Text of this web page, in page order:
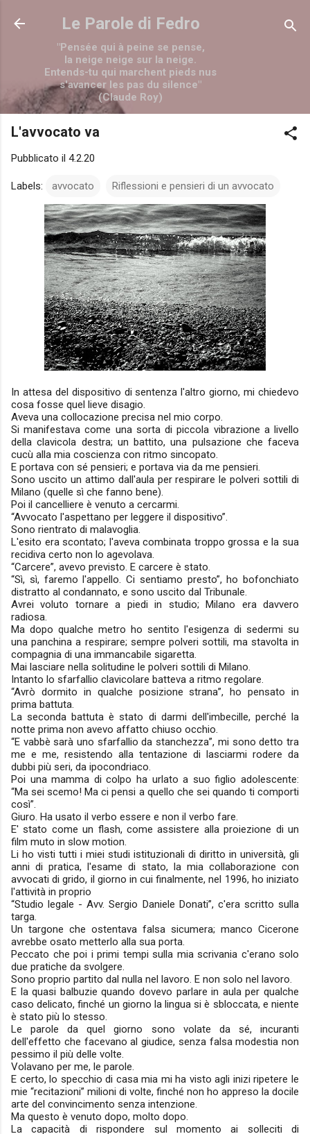
Passa ai contenuti principali
Le Parole di Fedro
"Pensée qui à peine se pense,
la neige neige sur la neige.
Entends-tu qui marchent pieds nus
s'avancer les pas du silence"
(Claude Roy)
L'avvocato va
Pubblicato il 4.2.20
Labels: avvocato Riflessioni e pensieri di un avvocato
In attesa del dispositivo di sentenza l'altro giorno, mi chiedevo
cosa fosse quel lieve disagio.
Aveva una collocazione precisa nel mio corpo.
Si manifestava come una sorta di piccola vibrazione a livello
della clavicola destra; un battito, una pulsazione che faceva
cucù alla mia coscienza con ritmo sincopato.
E portava con sé pensieri; e portava via da me pensieri.
Sono uscito un attimo dall'aula per respirare le polveri sottili di
Milano (quelle sì che fanno bene).
Poi il cancelliere è venuto a cercarmi.
“Avvocato l'aspettano per leggere il dispositivo”.
Sono rientrato di malavoglia.
L'esito era scontato; l'aveva combinata troppo grossa e la sua
recidiva certo non lo agevolava.
“Carcere”, avevo previsto. E carcere è stato.
“Sì, sì, faremo l'appello. Ci sentiamo presto”, ho bofonchiato
distratto al condannato, e sono uscito dal Tribunale.
Avrei voluto tornare a piedi in studio; Milano era davvero
radiosa.
Ma dopo qualche metro ho sentito l'esigenza di sedermi su
una panchina a respirare; sempre polveri sottili, ma stavolta in
compagnia di una immancabile sigaretta.
Mai lasciare nella solitudine le polveri sottili di Milano.
Intanto lo sfarfallio clavicolare batteva a ritmo regolare.
“Avrò dormito in qualche posizione strana”, ho pensato in
prima battuta.
La seconda battuta è stato di darmi dell'imbecille, perché la
notte prima non avevo affatto chiuso occhio.
“E vabbè sarà uno sfarfallio da stanchezza”, mi sono detto tra
me e me, resistendo alla tentazione di lasciarmi rodere da
dubbi più seri, da ipocondriaco.
Poi una mamma di colpo ha urlato a suo figlio adolescente:
“Ma sei scemo! Ma ci pensi a quello che sei quando ti comporti
così”.
Giuro. Ha usato il verbo essere e non il verbo fare.
E' stato come un flash, come assistere alla proiezione di un
film muto in slow motion.
Li ho visti tutti i miei studi istituzionali di diritto in università, gli
anni di pratica, l'esame di stato, la mia collaborazione con
avvocati di grido, il giorno in cui finalmente, nel 1996, ho iniziato
l'attività in proprio
“Studio legale - Avv. Sergio Daniele Donati”, c'era scritto sulla
targa.
Un targone che ostentava falsa sicumera; manco Cicerone
avrebbe osato metterlo alla sua porta.
Peccato che poi i primi tempi sulla mia scrivania c'erano solo
due pratiche da svolgere.
Sono proprio partito dal nulla nel lavoro. E non solo nel lavoro.
E la quasi balbuzie quando dovevo parlare in aula per qualche
caso delicato, finché un giorno la lingua si è sbloccata, e niente
è stato più lo stesso.
Le parole da quel giorno sono volate da sé, incuranti
dell'effetto che facevano al giudice, senza falsa modestia non
pessimo il più delle volte.
Volavano per me, le parole.
E certo, lo specchio di casa mia mi ha visto agli inizi ripetere le
mie “recitazioni” milioni di volte, finché non ho appreso la docile
arte del convincimento senza intenzione.
Ma questo è venuto dopo, molto dopo.
La capacità di rispondere sul momento ai solleciti di